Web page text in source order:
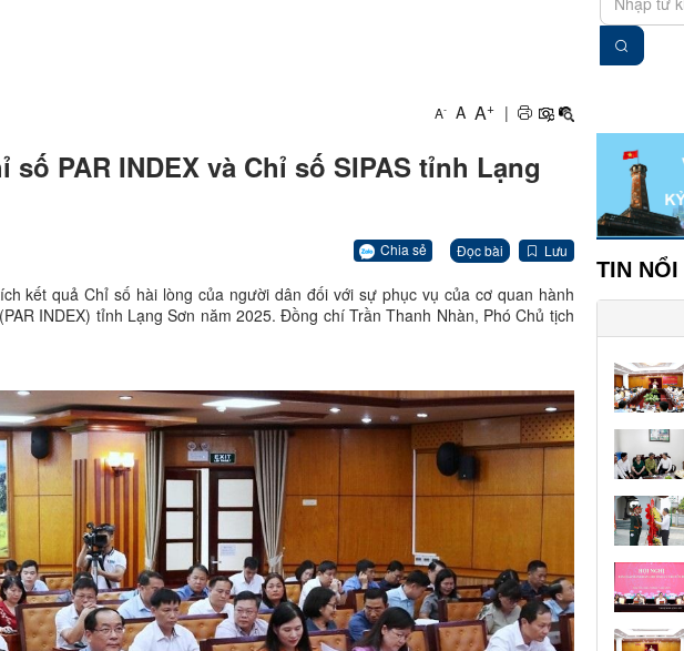
A- A A+ |
PAR INDEX và Chỉ số SIPAS tỉnh Lạng
Chia sẻ Đọc bài Lưu
kết quả Chỉ số hài lòng của người dân đối với sự phục vụ của cơ quan hành
INDEX) tỉnh Lạng Sơn năm 2025. Đồng chí Trần Thanh Nhàn, Phó Chủ tịch
TIN NỔI